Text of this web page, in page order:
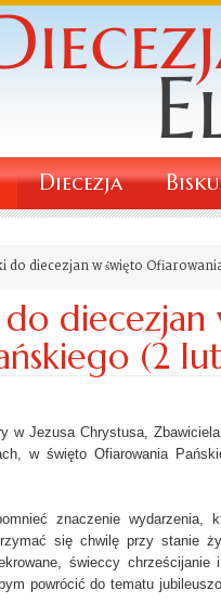
Diecezja
do diecezjan w święto
do
(2
w Jezusa Chrystusa,
w święto Ofiarowania
znaczenie wydarzenia,
się chwilę przy stanie
świeccy
powrócić do tematu